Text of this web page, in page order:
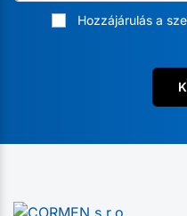
Hozzájárulás a